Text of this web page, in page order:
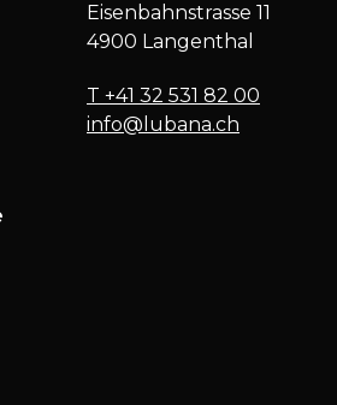
Eisenbahnstrasse 11
4900 Langenthal
T +41 32 531 82 00
info@lubana.ch